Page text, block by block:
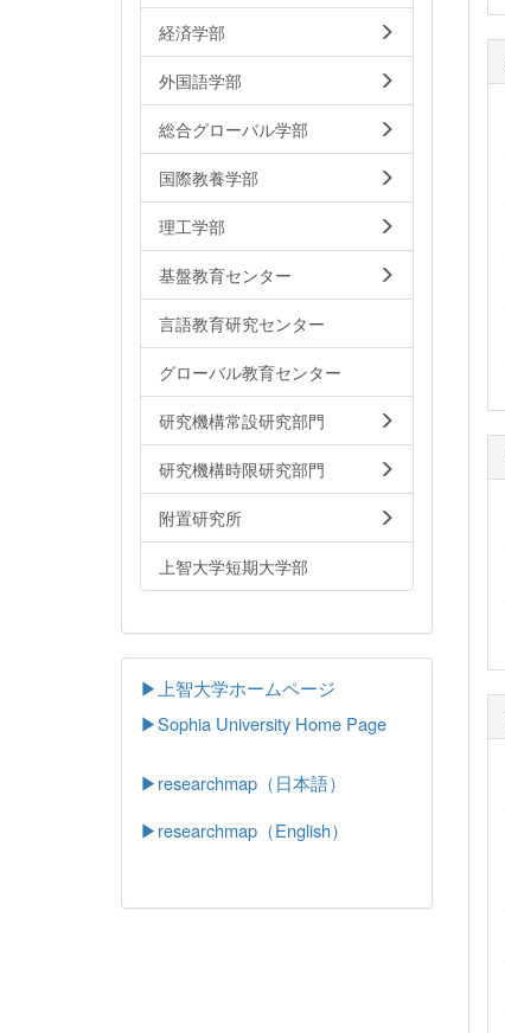
経済学部
外国語学部
総合グローバル学部
国際教養学部
理工学部
基盤教育センター
言語教育研究センター
グローバル教育センター
研究機構常設研究部門
研究機構時限研究部門
附置研究所
上智大学短期大学部
▶上智大学ホームページ
▶Sophia University Home Page
▶researchmap（日本語）
▶researchmap（English）